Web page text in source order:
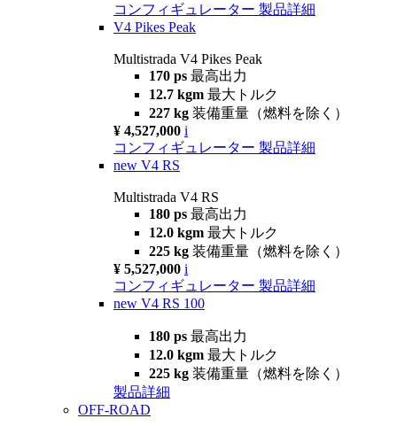
コンフィギュレーター 製品詳細
V4 Pikes Peak
Multistrada V4 Pikes Peak
170 ps 最高出力
12.7 kgm 最大トルク
227 kg 装備重量（燃料を除く）
¥ 4,527,000 i
コンフィギュレーター 製品詳細
new V4 RS
Multistrada V4 RS
180 ps 最高出力
12.0 kgm 最大トルク
225 kg 装備重量（燃料を除く）
¥ 5,527,000 i
コンフィギュレーター 製品詳細
new V4 RS 100
180 ps 最高出力
12.0 kgm 最大トルク
225 kg 装備重量（燃料を除く）
製品詳細
OFF-ROAD